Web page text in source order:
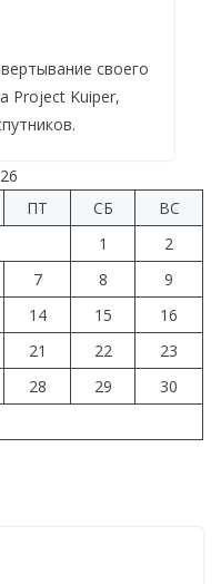
своего
Project Kuiper,
ПТ СБ
ВС
1
2
7 8
9
14 15
16
21 22
23
28 29
30